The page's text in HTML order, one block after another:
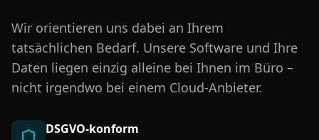
Wir orientieren uns dabei an Ihrem
tatsächlichen Bedarf. Unsere Software und Ihre
Daten liegen einzig alleine bei Ihnen im Büro –
nicht irgendwo bei einem Cloud-Anbieter.
DSGVO-konform